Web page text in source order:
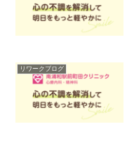
リワークブログ